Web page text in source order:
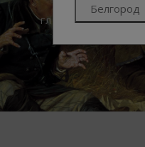
Белгород
ГЛАВНАЯ